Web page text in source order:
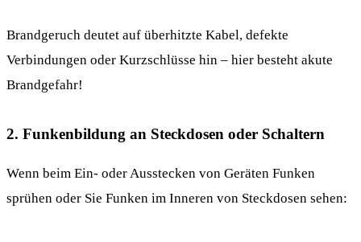
Brandgeruch deutet auf überhitzte Kabel, defekte
Verbindungen oder Kurzschlüsse hin – hier besteht akute
Brandgefahr!
2. Funkenbildung an Steckdosen oder Schaltern
Wenn beim Ein- oder Ausstecken von Geräten Funken
sprühen oder Sie Funken im Inneren von Steckdosen sehen: